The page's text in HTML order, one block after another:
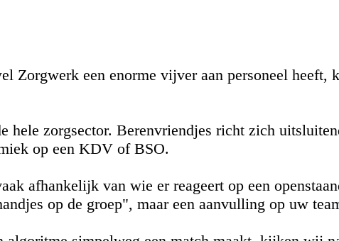
Zorgwerk een enorme vijver aan personeel heeft,
hele zorgsector. Berenvriendjes richt zich
op een KDV of BSO.
afhankelijk van wie er reageert op een
op de groep", maar een aanvulling op uw